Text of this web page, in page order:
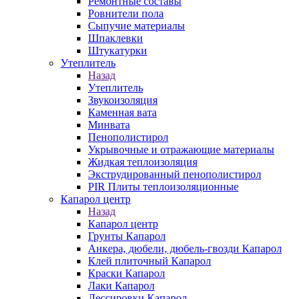
Ровнители пола
Сыпучие материалы
Шпаклевки
Штукатурки
Утеплитель
Назад
Утеплитель
Звукоизоляция
Каменная вата
Минвата
Пенополистирол
Укрывочные и отражающие материалы
Жидкая теплоизоляция
Экструдированный пенополистирол
PIR Плиты теплоизоляционные
Капарол центр
Назад
Капарол центр
Грунты Капарол
Анкера, дюбели, дюбель-гвозди Капарол
Клей плиточный Капарол
Краски Капарол
Лаки Капарол